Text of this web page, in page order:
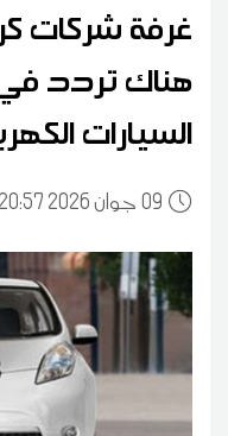
غرفة شركات
هناك تردد في
السيارات
0920:57 2026 جوان